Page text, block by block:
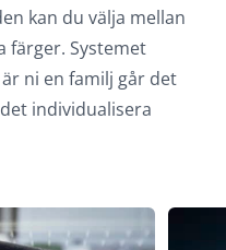
kan du välja mellan
färger. Systemet
ni en familj går det
individualisera